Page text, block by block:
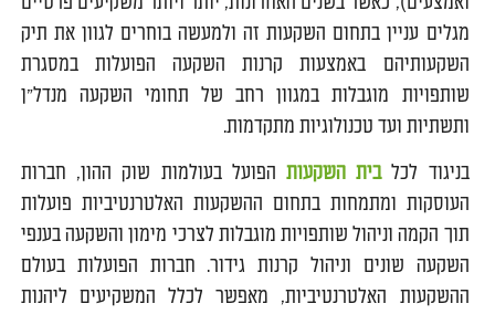
מגלים עניין בתחום השקעות זה ולמעשה בוחרים לגוון את תיק
השקעותיהם באמצעות קרנות השקעה הפועלות במסגרת
שותפויות מוגבלות במגוון רחב של תחומי השקעה מנדל"ן
ותשתיות ועד טכנולוגיות מתקדמות.
בניגוד לכל בית השקעות הפועל בעולמות שוק ההון, חברות
העוסקות ומתמחות בתחום ההשקעות האלטרנטיביות פועלות
תוך הקמה וניהול שותפויות מוגבלות לצרכי מימון והשקעה בענפי
השקעה שונים וניהול קרנות גידור. חברות הפועלות בעולם
ההשקעות האלטרנטיביות, מאפשר לכלל המשקיעים ליהנות